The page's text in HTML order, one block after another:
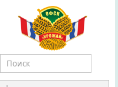
Форма поиска